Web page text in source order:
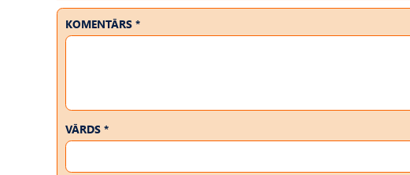
KOMENTĀRS *
VĀRDS *